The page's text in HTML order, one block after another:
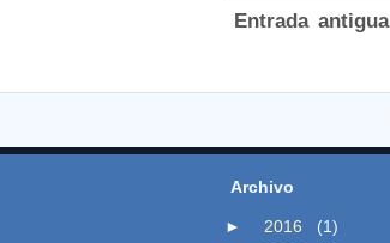
Entrada antigua
Archivo
► 2016
(1)